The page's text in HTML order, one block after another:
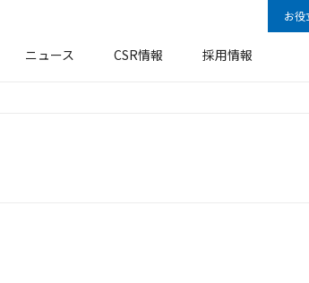
お役
ニュース CSR情報 採用情報